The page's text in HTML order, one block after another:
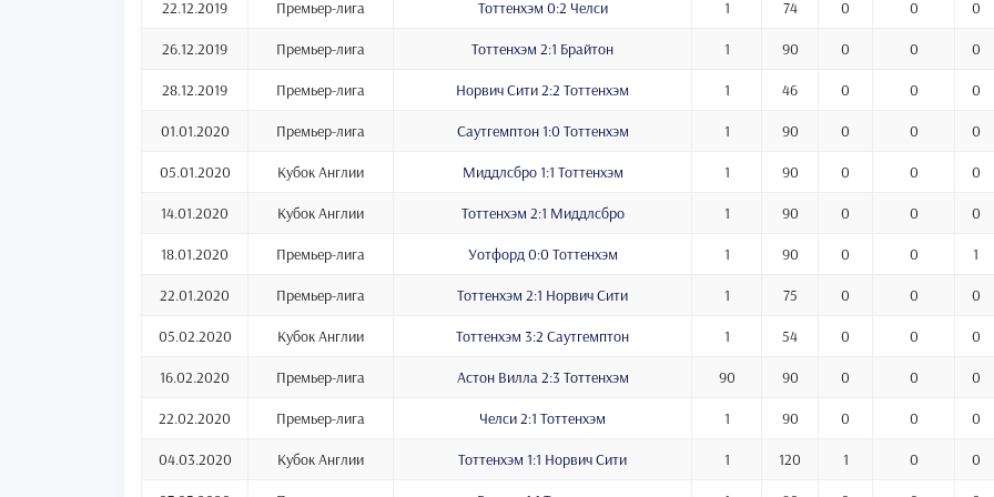
22.12.2019 Премьер-лига Тоттенхэм 0:2 Челси 1 74 0 0 0
26.12.2019 Премьер-лига Тоттенхэм 2:1 Брайтон 1 90 0 0 0
28.12.2019 Премьер-лига Норвич Сити 2:2 Тоттенхэм 1 46 0 0 0
01.01.2020 Премьер-лига Саутгемптон 1:0 Тоттенхэм 1 90 0 0 0
05.01.2020 Кубок Англии Миддлсбро 1:1 Тоттенхэм 1 90 0 0 0
14.01.2020 Кубок Англии Тоттенхэм 2:1 Миддлсбро 1 90 0 0 0
18.01.2020 Премьер-лига Уотфорд 0:0 Тоттенхэм 1 90 0 0 1
22.01.2020 Премьер-лига Тоттенхэм 2:1 Норвич Сити 1 75 0 0 0
05.02.2020 Кубок Англии Тоттенхэм 3:2 Саутгемптон 1 54 0 0 0
16.02.2020 Премьер-лига Астон Вилла 2:3 Тоттенхэм 90 90 0 0 0
22.02.2020 Премьер-лига Челси 2:1 Тоттенхэм 1 90 0 0 0
04.03.2020 Кубок Англии Тоттенхэм 1:1 Норвич Сити 1 120 1 0 0